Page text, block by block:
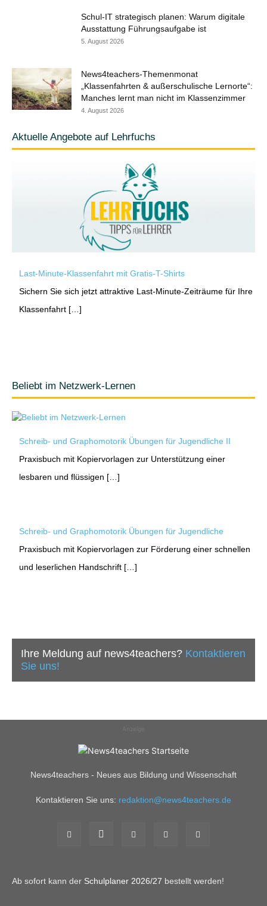
Schul-IT strategisch planen: Warum digitale
Ausstattung Führungsaufgabe ist
5. August 2026
News4teachers-Themenmonat
„Klassenfahrten & außerschulische Lernorte“:
Manches lernt man nicht im Klassenzimmer
4. August 2026
Aktuelle Angebote auf Lehrfuchs
Last-Minute-Klassenfahrt mit Gratis-T-Shirts
Sichern Sie sich jetzt attraktive Last-Minute-Zeiträume für Ihre
Klassenfahrt […]
Beliebt im Netzwerk-Lernen
Schreib- und Graphomotorik Übungen für Jugendliche II
Praxisbuch mit Kopiervorlagen zur Unterstützung einer
lesbaren und flüssigen […]
Schreib- und Graphomotorik Übungen für Jugendliche
Praxisbuch mit Kopiervorlagen zur Förderung einer schnellen
und leserlichen Handschrift […]
Ihre Meldung auf news4teachers? Kontaktieren
Sie uns!
News4teachers - Neues aus Bildung und Wissenschaft
Kontaktieren Sie uns: redaktion@news4teachers.de
Ab sofort kann der Schulplaner 2026/27 bestellt werden!